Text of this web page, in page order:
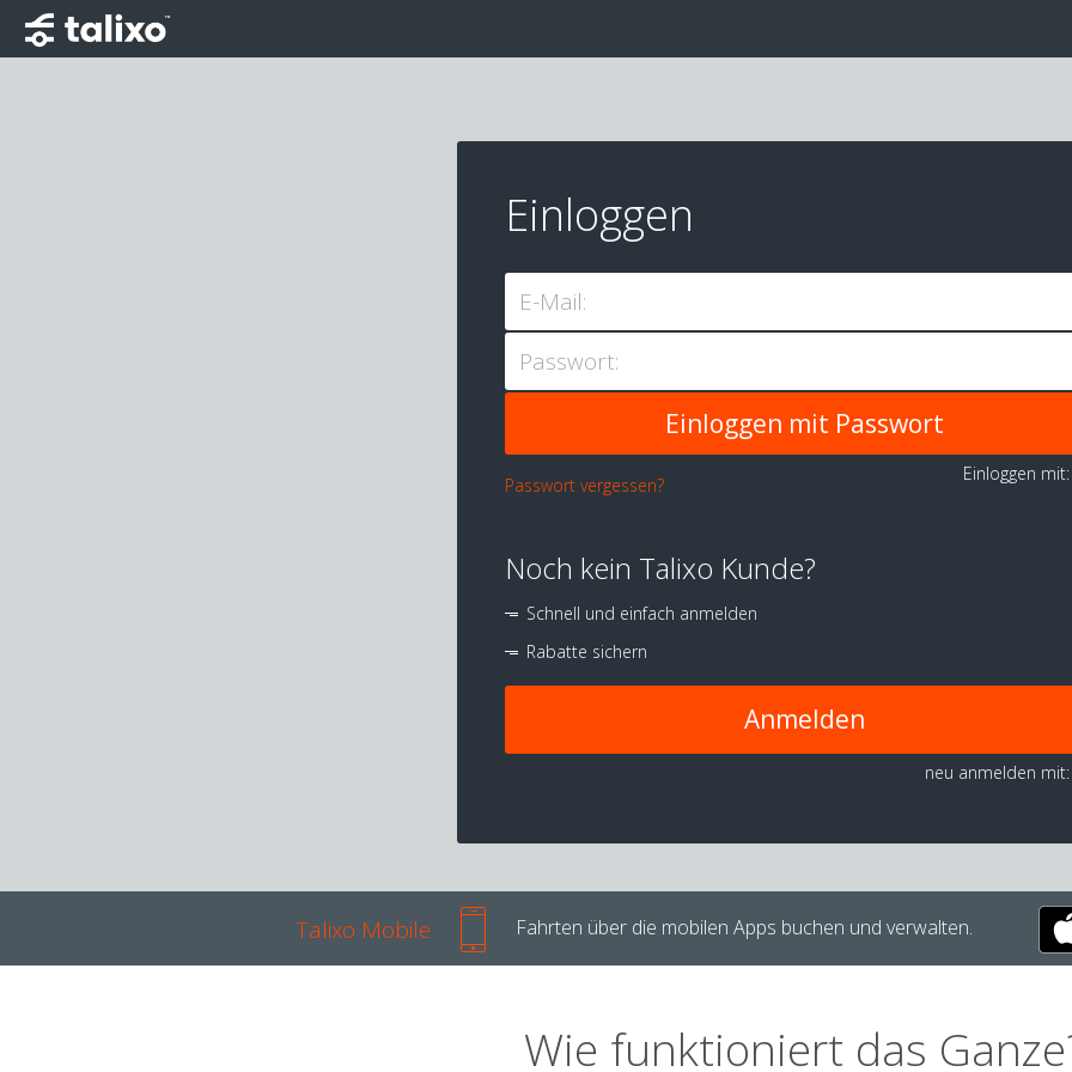
Einloggen
E-Mail:
Passwort:
Passwort vergessen?
Einloggen
Noch kein Talixo Kunde?
Schnell und einfach anmelden
Rabatte sichern
Anmelden
neu anmelden mit:
Talixo Mobile Fahrten über die mobilen Apps buchen und verwalten.
Wie funktioniert das